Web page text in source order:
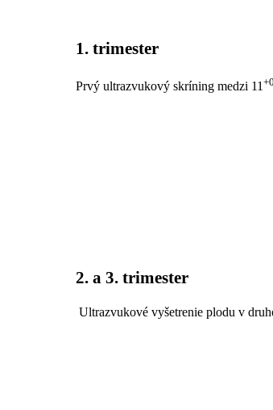
1. trimester
Prvý ultrazvukový skríning medzi 11 +0
2. a 3. trimester
Ultrazvukové vyšetrenie plodu v